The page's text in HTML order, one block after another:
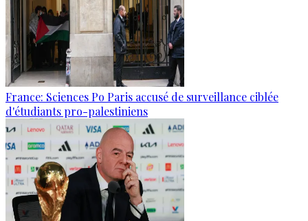
France: Sciences Po Paris accusé de surveillance ciblée
d'étudiants pro-palestiniens